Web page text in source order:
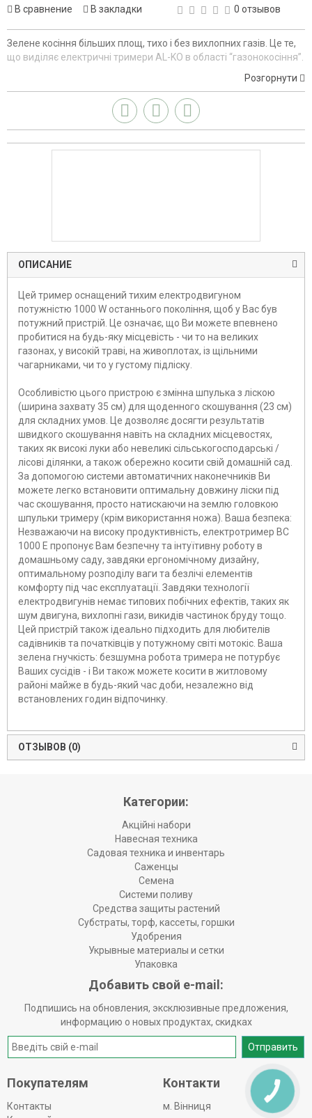
В сравнение
В закладки
0 отзывов
Зелене косіння більших площ, тихо і без вихлопних газів. Це те,
що виділяє електричні тримери AL-KO в області “газонокосіння”.
Розгорнути
ОПИСАНИЕ
Цей тример оснащений тихим електродвигуном
потужністю 1000 W останнього покоління, щоб у Вас був
потужний пристрій. Це означає, що Ви можете впевнено
пробитися на будь-яку місцевість - чи то на великих
газонах, у високій траві, на живоплотах, із щільними
чагарниками, чи то у густому підліску.
Особливістю цього пристрою є змінна шпулька з ліскою
(ширина захвату 35 см) для щоденного скошування (23 см)
для складних умов. Це дозволяє досягти результатів
швидкого скошування навіть на складних місцевостях,
таких як високі луки або невеликі сільськогосподарські /
лісові ділянки, а також обережно косити свій домашній сад.
За допомогою системи автоматичних наконечників Ви
можете легко встановити оптимальну довжину ліски під
час скошування, просто натискаючи на землю головкою
шпульки тримеру (крім використання ножа). Ваша безпека:
Незважаючи на високу продуктивність, електротример BC
1000 E пропонує Вам безпечну та інтуїтивну роботу в
домашньому саду, завдяки ергономічному дизайну,
оптимальному розподілу ваги та безлічі елементів
комфорту під час експлуатації. Завдяки технології
електродвигунів немає типових побічних ефектів, таких як
шум двигуна, вихлопні гази, викидів частинок бруду тощо.
Цей пристрій також ідеально підходить для любителів
садівників та початківців у потужному світі мотокіс. Ваша
зелена гнучкість: безшумна робота тримера не потурбує
Ваших сусідів - і Ви також можете косити в житловому
районі майже в будь-який час доби, незалежно від
встановлених годин відпочинку.
ОТЗЫВОВ (0)
Категории:
Акційні набори
Навесная техника
Садовая техника и инвентарь
Саженцы
Семена
Системи поливу
Средства защиты растений
Субстраты, торф, кассеты, горшки
Удобрения
Укрывные материалы и сетки
Упаковка
Добавить свой e-mail:
Подпишись на обновления, эксклюзивные предложения,
информацию о новых продуктах, скидках
Отправить
Покупателям
Контакты
Контакти
м. Вінниця
КНОПКА
ЗВ'ЯЗКУ